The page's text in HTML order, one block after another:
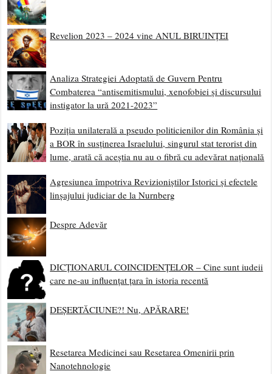
Revelion 2023 – 2024 vine ANUL BIRUINȚEI
Analiza Strategiei Adoptată de Guvern Pentru
Combaterea “antisemitismului, xenofobiei și discursului
instigator la ură 2021-2023”
Poziția unilaterală a pseudo politicienilor din România și
a BOR în susținerea Israelului, singurul stat terorist din
lume, arată că aceștia nu au o fibră cu adevărat națională
Agresiunea împotriva Revizioniștilor Istorici și efectele
linșajului judiciar de la Nurnberg
Despre Adevăr
DICȚIONARUL COINCIDENȚELOR – Cine sunt iudeii
care ne-au influențat țara în istoria recentă
DEȘERTĂCIUNE?! Nu, APĂRARE!
Resetarea Medicinei sau Resetarea Omenirii prin
Nanotehnologie